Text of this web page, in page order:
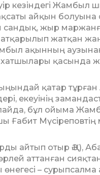
кезіндегі
айқын
сандық, жыр
жатқан
ақынның
хатшылары қасында
қа­тар
екеуінің
бұл ойыма
Ғабит Мү­сіре­пов­тің
ай­тып отыр Ә.Қ),
аттанған
–